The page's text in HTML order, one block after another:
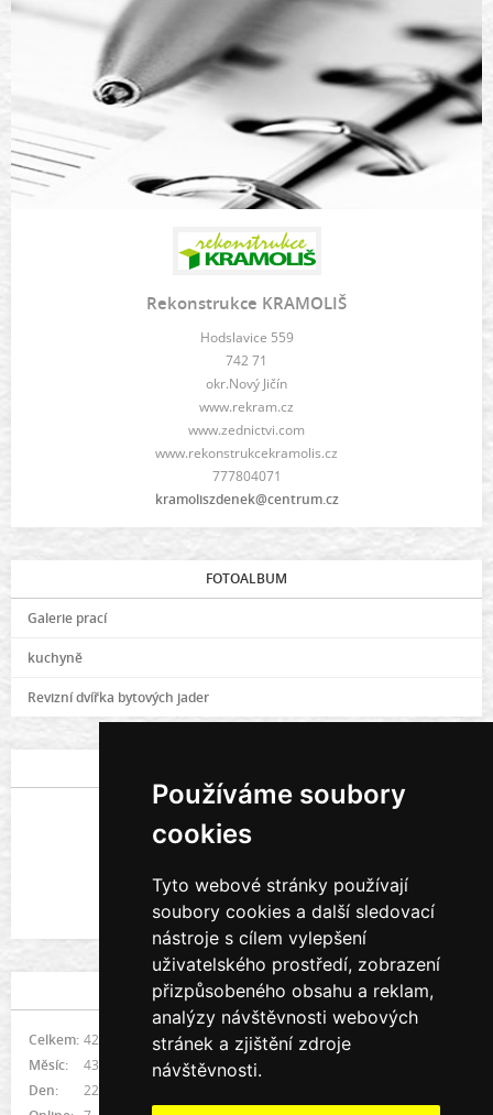
Používáme soubory
cookies
Tyto webové stránky používají
soubory cookies a další sledovací
nástroje s cílem vylepšení
uživatelského prostředí, zobrazení
přizpůsobeného obsahu a reklam,
analýzy návštěvnosti webových
stránek a zjištění zdroje
návštěvnosti.
Rekonstrukce KRAMOLIŠ
Hodslavice 559
742 71
okr.Nový Jičín
www.rekram.cz
www.zednictvi.com
www.rekonstrukcekramolis.cz
777804071
kramoliszdenek@centrum.cz
FOTOALBUM
Galerie prací
kuchyně
Revizní dvířka bytových jader
Galerie prací
STATISTIKY
Celkem: 421807
Měsíc:
4383
Den:
226